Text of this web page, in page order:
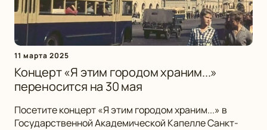
11 марта 2025
Концерт «Я этим городом храним...»
переносится на 30 мая
Посетите концерт «Я этим городом храним...» в
Государственной Академической Капелле Санкт-